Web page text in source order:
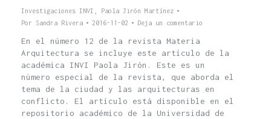
Investigaciones INVI
Paola Jirón Martínez
Por Sandra Rivera 2016-11-02 Deja un comentario
En el número 12 de la revista Materia
Arquitectura se incluye este artículo de la
académica INVI Paola Jirón. Este es un
número especial de la revista, que aborda el
tema de la ciudad y las arquitecturas en
conflicto. El artículo está disponible en el
repositorio académico de la Universidad de